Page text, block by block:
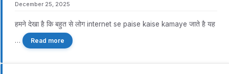
December 25, 2025
हमने देखा है कि बहुत से लोग internet se paise kaise kamaye जाते है यह
…
Read more